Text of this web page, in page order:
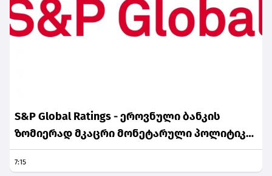
S&P Global Ratings - ეროვნული ბანკის
ზომიერად მკაცრი მონეტარული პოლიტიკა
ინფლაციური მოლოდინების სათანადო
დონეზე შენარჩუნებას უწყობს ხელს
7:15